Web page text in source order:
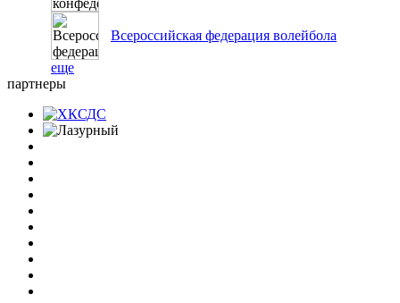
Всероссийская федерация волейбола
еще
партнеры